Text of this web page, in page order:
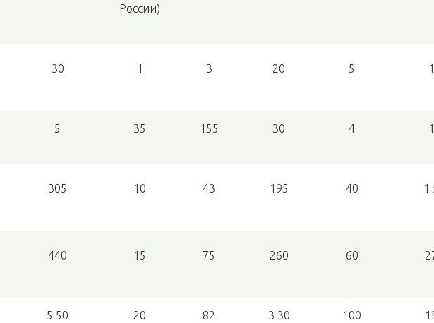
России)
30 1 3 20 5 1
5 35 155 30 4 1
305 10 43 195 40 1
440 15 75 260 60
5 50 20 82 3 30 100